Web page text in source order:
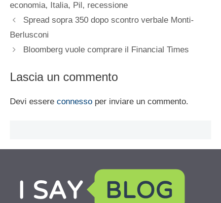
economia, Italia, Pil , recessione
Spread sopra 350 dopo scontro verbale Monti-
Berlusconi
Bloomberg vuole comprare il Financial Times
Lascia un commento
Devi essere connesso per inviare un commento.